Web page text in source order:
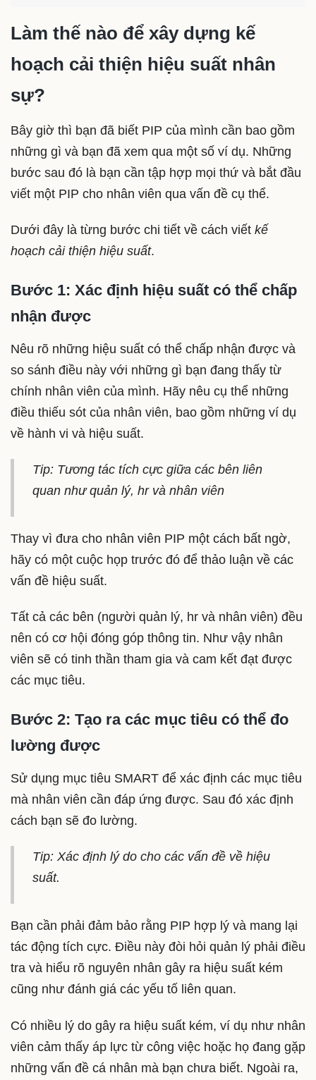
Làm thế nào để xây dựng kế
hoạch cải thiện hiệu suất nhân
sự?
Bây giờ thì bạn đã biết PIP của mình cần bao gồm
những gì và bạn đã xem qua một số ví dụ. Những
bước sau đó là bạn cần tập hợp mọi thứ và bắt đầu
viết một PIP cho nhân viên qua vấn đề cụ thể.
Dưới đây là từng bước chi tiết về cách viết kế
hoạch cải thiện hiệu suất.
Bước 1: Xác định hiệu suất có thể chấp
nhận được
Nêu rõ những hiệu suất có thể chấp nhận được và
so sánh điều này với những gì bạn đang thấy từ
chính nhân viên của mình. Hãy nêu cụ thể những
điều thiếu sót của nhân viên, bao gồm những ví dụ
về hành vi và hiệu suất.
Tip: Tương tác tích cực giữa các bên liên
quan như quản lý, hr và nhân viên
Thay vì đưa cho nhân viên PIP một cách bất ngờ,
hãy có một cuộc họp trước đó để thảo luận về các
vấn đề hiệu suất.
Tất cả các bên (người quản lý, hr và nhân viên) đều
nên có cơ hội đóng góp thông tin. Như vậy nhân
viên sẽ có tinh thần tham gia và cam kết đạt được
các mục tiêu.
Bước 2: Tạo ra các mục tiêu có thể đo
lường được
Sử dụng mục tiêu SMART để xác định các mục tiêu
mà nhân viên cần đáp ứng được. Sau đó xác định
cách bạn sẽ đo lường.
Tip: Xác định lý do cho các vấn đề về hiệu
suất.
Bạn cần phải đảm bảo rằng PIP hợp lý và mang lại
tác động tích cực. Điều này đòi hỏi quản lý phải điều
tra và hiểu rõ nguyên nhân gây ra hiệu suất kém
cũng như đánh giá các yếu tố liên quan.
Có nhiều lý do gây ra hiệu suất kém, ví dụ như nhân
viên cảm thấy áp lực từ công việc hoặc họ đang gặp
những vấn đề cá nhân mà bạn chưa biết. Ngoài ra,